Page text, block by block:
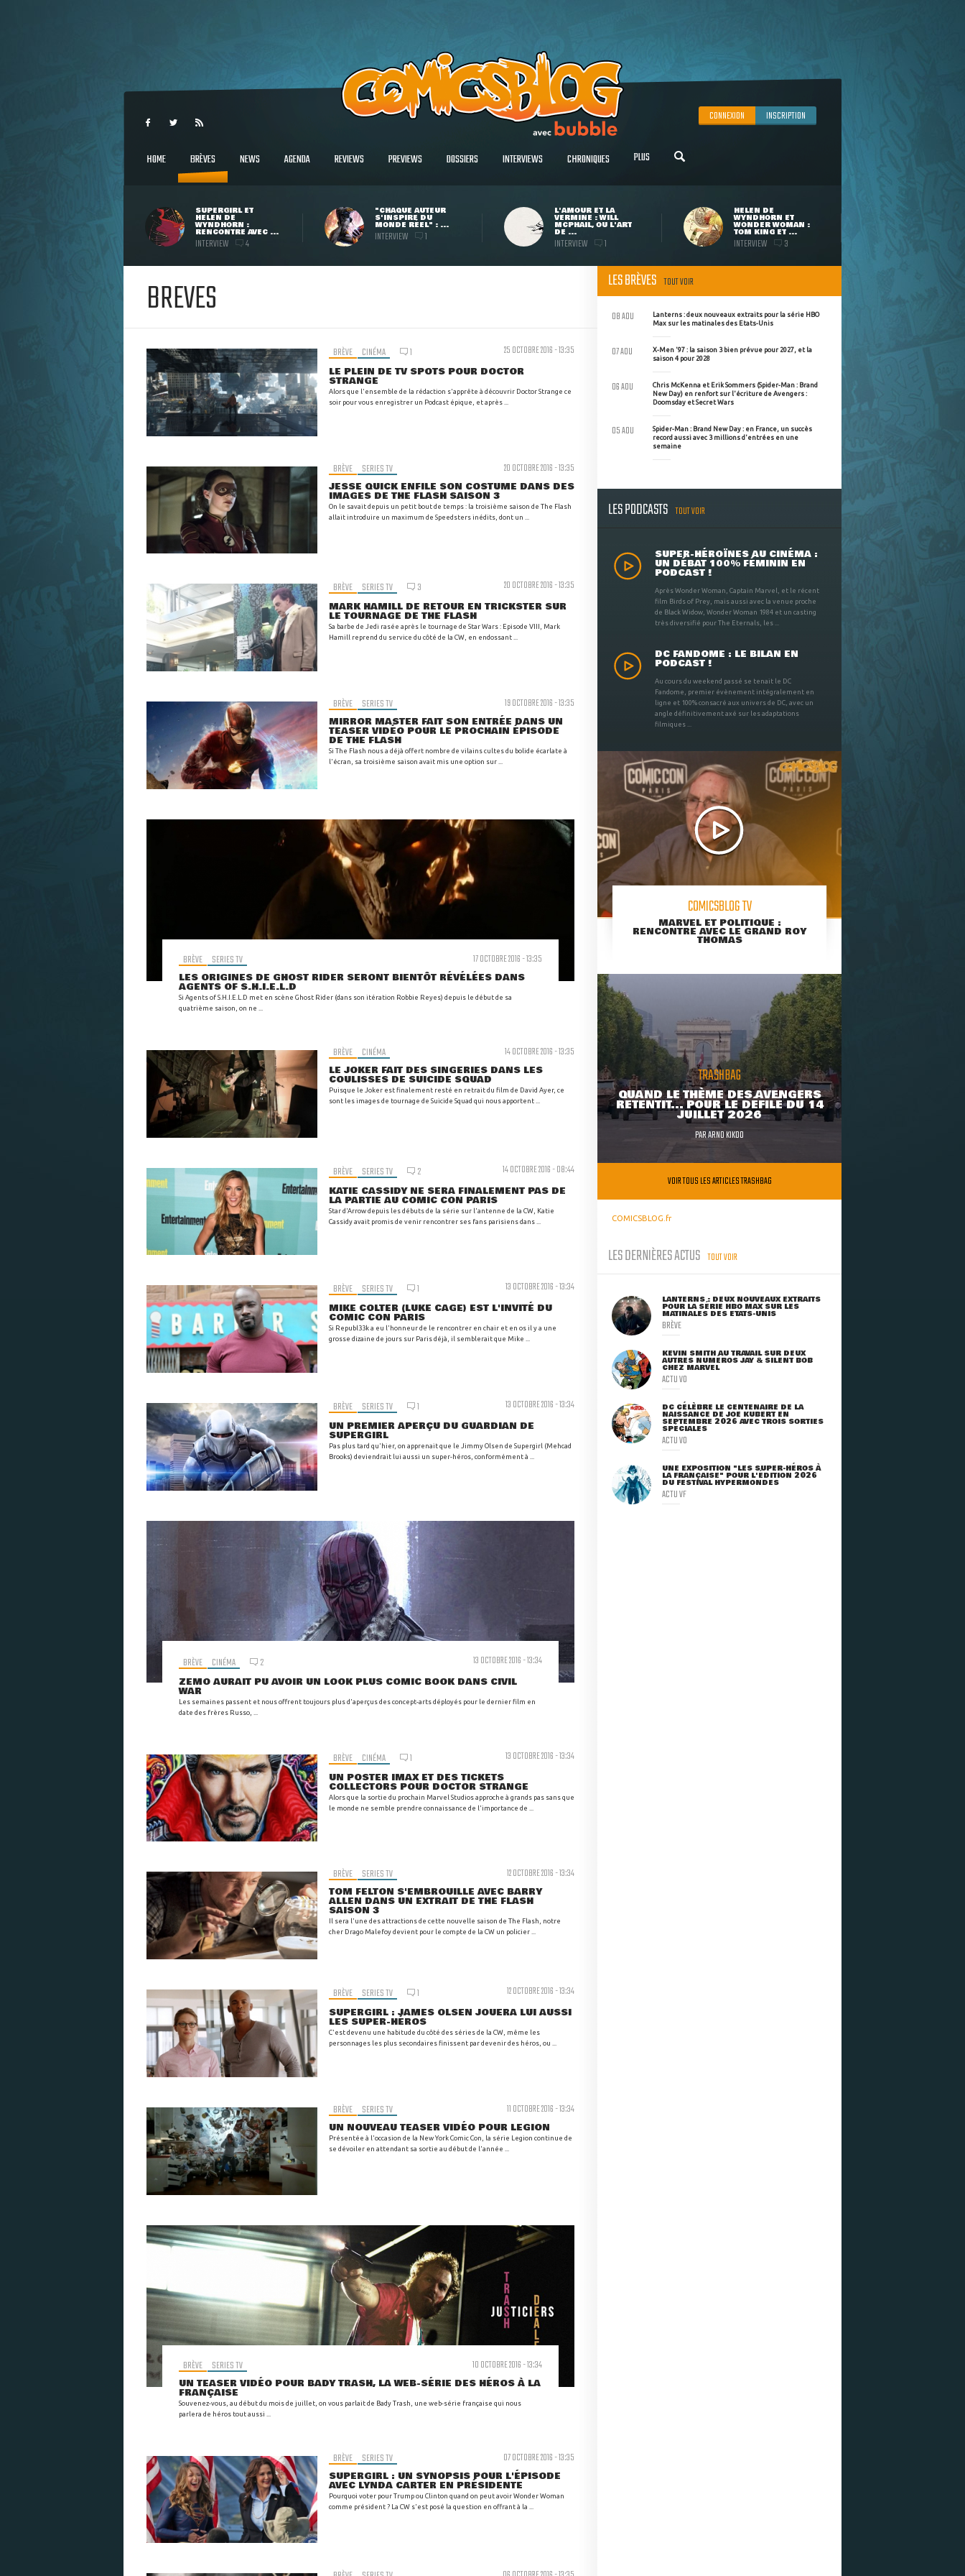
CONNEXION INSCRIPTION
HOME BRÈVES NEWS AGENDA REVIEWS PREVIEWS DOSSIERS INTERVIEWS CHRONIQUES PLUS
SUPERGIRL ET
HELEN DE
WYNDHORN :
RENCONTRE AVEC ...
INTERVIEW 4
"CHAQUE AUTEUR
S'INSPIRE DU
MONDE RÉEL" : ...
INTERVIEW 1
L'AMOUR ET LA
VERMINE : WILL
MCPHAIL, OU L'ART
DE ...
INTERVIEW 1
HELEN DE
WYNDHORN ET
WONDER WOMAN :
TOM KING ET ...
INTERVIEW 3
BREVES
BRÈVE CINÉMA 1 25 OCTOBRE 2016 - 13:35
LE PLEIN DE TV SPOTS POUR DOCTOR
STRANGE
Alors que l'ensemble de la rédaction s'apprête à découvrir Doctor Strange ce
soir pour vous enregistrer un Podcast épique, et après ...
BRÈVE SERIES TV 20 OCTOBRE 2016 - 13:35
JESSE QUICK ENFILE SON COSTUME DANS DES
IMAGES DE THE FLASH SAISON 3
On le savait depuis un petit bout de temps : la troisième saison de The Flash
allait introduire un maximum de Speedsters inédits, dont un ...
BRÈVE SERIES TV 3 20 OCTOBRE 2016 - 13:35
MARK HAMILL DE RETOUR EN TRICKSTER SUR
LE TOURNAGE DE THE FLASH
Sa barbe de Jedi rasée après le tournage de Star Wars : Episode VIII, Mark
Hamill reprend du service du côté de la CW, en endossant ...
BRÈVE SERIES TV 19 OCTOBRE 2016 - 13:35
MIRROR MASTER FAIT SON ENTRÉE DANS UN
TEASER VIDÉO POUR LE PROCHAIN ÉPISODE
DE THE FLASH
Si The Flash nous a déjà offert nombre de vilains cultes du bolide écarlate à
l'écran, sa troisième saison avait mis une option sur ...
BRÈVE SERIES TV 17 OCTOBRE 2016 - 13:35
LES ORIGINES DE GHOST RIDER SERONT BIENTÔT RÉVÉLÉES DANS
AGENTS OF S.H.I.E.L.D
Si Agents of S.H.I.E.L.D met en scène Ghost Rider (dans son itération Robbie Reyes) depuis le début de sa
quatrième saison, on ne ...
BRÈVE CINÉMA 14 OCTOBRE 2016 - 13:35
LE JOKER FAIT DES SINGERIES DANS LES
COULISSES DE SUICIDE SQUAD
Puisque le Joker est finalement resté en retrait du film de David Ayer, ce
sont les images de tournage de Suicide Squad qui nous apportent ...
BRÈVE SERIES TV 2 14 OCTOBRE 2016 - 08:44
KATIE CASSIDY NE SERA FINALEMENT PAS DE
LA PARTIE AU COMIC CON PARIS
Star d'Arrow depuis les débuts de la série sur l'antenne de la CW, Katie
Cassidy avait promis de venir rencontrer ses fans parisiens dans ...
BRÈVE SERIES TV 1 13 OCTOBRE 2016 - 13:34
MIKE COLTER (LUKE CAGE) EST L'INVITÉ DU
COMIC CON PARIS
Si Republ33k a eu l'honneur de le rencontrer en chair et en os il y a une
grosse dizaine de jours sur Paris déjà, il semblerait que Mike ...
BRÈVE SERIES TV 1 13 OCTOBRE 2016 - 13:34
UN PREMIER APERÇU DU GUARDIAN DE
SUPERGIRL
Pas plus tard qu'hier, on apprenait que le Jimmy Olsen de Supergirl (Mehcad
Brooks) deviendrait lui aussi un super-héros, conformément à ...
BRÈVE CINÉMA 2 13 OCTOBRE 2016 - 13:34
ZEMO AURAIT PU AVOIR UN LOOK PLUS COMIC BOOK DANS CIVIL
WAR
Les semaines passent et nous offrent toujours plus d'aperçus des concept-arts déployés pour le dernier film en
date des frères Russo, ...
BRÈVE CINÉMA 1 13 OCTOBRE 2016 - 13:34
UN POSTER IMAX ET DES TICKETS
COLLECTORS POUR DOCTOR STRANGE
Alors que la sortie du prochain Marvel Studios approche à grands pas sans que
le monde ne semble prendre connaissance de l'importance de ...
BRÈVE SERIES TV 12 OCTOBRE 2016 - 13:34
TOM FELTON S'EMBROUILLE AVEC BARRY
ALLEN DANS UN EXTRAIT DE THE FLASH
SAISON 3
Il sera l'une des attractions de cette nouvelle saison de The Flash, notre
cher Drago Malefoy devient pour le compte de la CW un policier ...
BRÈVE SERIES TV 1 12 OCTOBRE 2016 - 13:34
SUPERGIRL : JAMES OLSEN JOUERA LUI AUSSI
LES SUPER-HÉROS
C'est devenu une habitude du côté des séries de la CW, même les
personnages les plus secondaires finissent par devenir des héros, ou ...
BRÈVE SERIES TV 11 OCTOBRE 2016 - 13:34
UN NOUVEAU TEASER VIDÉO POUR LEGION
Présentée à l'occasion de la New York Comic Con, la série Legion continue de
se dévoiler en attendant sa sortie au début de l'année ...
BRÈVE SERIES TV 10 OCTOBRE 2016 - 13:34
UN TEASER VIDÉO POUR BADY TRASH, LA WEB-SÉRIE DES HÉROS À LA
FRANÇAISE
Souvenez-vous, au début du mois de juillet, on vous parlait de Bady Trash, une web-série française qui nous
parlera de héros tout aussi ...
BRÈVE SERIES TV 07 OCTOBRE 2016 - 13:35
SUPERGIRL : UN SYNOPSIS POUR L'ÉPISODE
AVEC LYNDA CARTER EN PRÉSIDENTE
Pourquoi voter pour Trump ou Clinton quand on peut avoir Wonder Woman
comme président ? La CW s'est posé la question en offrant à la ...
LES BRÈVES TOUT VOIR
Lanterns : deux nouveaux extraits pour la série HBO
Max sur les matinales des Etats-Unis
08 AOU
X-Men '97 : la saison 3 bien prévue pour 2027, et la
saison 4 pour 2028
07 AOU
Chris McKenna et Erik Sommers (Spider-Man : Brand
New Day) en renfort sur l'écriture de Avengers :
Doomsday et Secret Wars
06 AOU
Spider-Man : Brand New Day : en France, un succès
record aussi avec 3 millions d'entrées en une
semaine
05 AOU
LES PODCASTS TOUT VOIR
SUPER-HÉROÏNES AU CINÉMA :
UN DÉBAT 100% FÉMININ EN
PODCAST !
Après Wonder Woman, Captain Marvel, et le récent
film Birds of Prey, mais aussi avec la venue proche
de Black Widow, Wonder Woman 1984 et un casting
très diversifié pour The Eternals, les ...
DC FANDOME : LE BILAN EN
PODCAST !
Au cours du weekend passé se tenait le DC
Fandome, premier évènement intégralement en
ligne et 100% consacré aux univers de DC, avec un
angle définitivement axé sur les adaptations
filmiques ...
COMICSBLOG TV
MARVEL ET POLITIQUE :
RENCONTRE AVEC LE GRAND ROY
THOMAS
TRASHBAG
QUAND LE THÈME DES AVENGERS
RETENTIT... POUR LE DÉFILÉ DU 14
JUILLET 2026
PARARNO KIKOO
VOIR TOUS LES ARTICLES TRASHBAG
COMICSBLOG.fr
LES DERNIÈRES ACTUS TOUT VOIR
LANTERNS : DEUX NOUVEAUX EXTRAITS
POUR LA SÉRIE HBO MAX SUR LES
MATINALES DES ETATS-UNIS
BRÈVE
KEVIN SMITH AU TRAVAIL SUR DEUX
AUTRES NUMÉROS JAY & SILENT BOB
CHEZ MARVEL
ACTU VO
DC CÉLÈBRE LE CENTENAIRE DE LA
NAISSANCE DE JOE KUBERT EN
SEPTEMBRE 2026 AVEC TROIS SORTIES
SPÉCIALES
ACTU VO
UNE EXPOSITION "LES SUPER-HÉROS À
LA FRANÇAISE" POUR L'ÉDITION 2026
DU FESTIVAL HYPERMONDES
ACTU VF